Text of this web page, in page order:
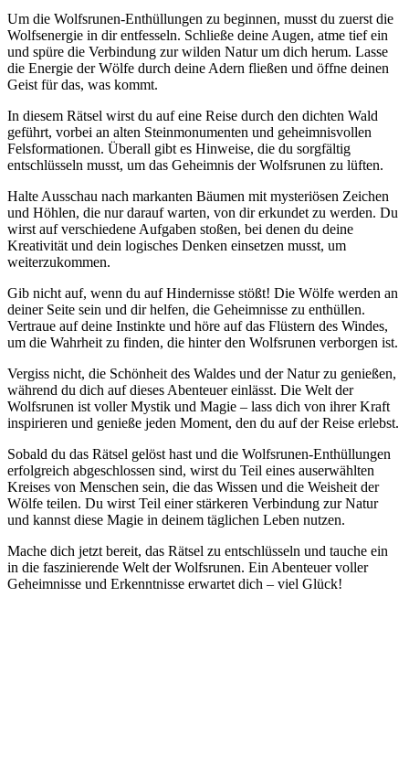
Um die ‍Wolfsrunen-Enthüllungen ⁤zu beginnen, musst du zuerst die
Wolfsenergie in‌ dir entfesseln. Schließe deine Augen, atme tief ein
und spüre ⁤die Verbindung zur ⁤wilden ‍Natur um⁣ dich herum. Lasse
die Energie ⁢der Wölfe ⁤durch deine ⁤Adern fließen und‍ öffne deinen
Geist⁢ für das, was kommt.
In ⁤diesem Rätsel wirst du auf eine Reise durch ‍den dichten Wald⁣
geführt, vorbei ⁤an alten Steinmonumenten und‌ geheimnisvollen
Felsformationen. Überall gibt es Hinweise, die du ⁣sorgfältig
entschlüsseln⁤ musst, um das Geheimnis der Wolfsrunen ⁣zu lüften.
Halte⁤ Ausschau nach markanten Bäumen mit‌ mysteriösen ⁢Zeichen
und Höhlen, die nur darauf warten,‍ von dir ⁣erkundet zu werden. Du
wirst auf verschiedene Aufgaben stoßen, bei denen du deine
Kreativität und dein ⁣logisches Denken einsetzen musst, um⁣
weiterzukommen.
Gib nicht auf, wenn du auf​ Hindernisse stößt! ‌Die ​Wölfe werden an
deiner Seite sein und dir helfen, ⁤die Geheimnisse zu enthüllen.
Vertraue​ auf deine Instinkte ⁣und höre ‌auf das Flüstern des Windes,
um die Wahrheit zu finden, ​die hinter den Wolfsrunen verborgen ist.
Vergiss nicht, die ⁣Schönheit des Waldes⁤ und‌ der Natur zu genießen,
während ⁣du dich auf dieses Abenteuer einlässt.⁢ Die‌ Welt der
Wolfsrunen ⁢ist voller ​Mystik und Magie – lass dich ‍von ihrer Kraft‌
inspirieren und genieße jeden Moment, ⁢den du auf der Reise erlebst.
Sobald du das Rätsel gelöst hast und die Wolfsrunen-Enthüllungen
erfolgreich abgeschlossen‌ sind,‍ wirst du Teil ​eines auserwählten
‌Kreises von Menschen sein, die‌ das Wissen und​ die Weisheit der
Wölfe teilen. Du​ wirst Teil einer stärkeren Verbindung zur Natur
und kannst diese Magie ‌in deinem täglichen Leben nutzen.
Mache⁤ dich jetzt ⁤bereit, das Rätsel zu‌ entschlüsseln und tauche ein
in die faszinierende Welt der Wolfsrunen. Ein Abenteuer⁢ voller
Geheimnisse und‌ Erkenntnisse ⁢erwartet ‍dich – viel Glück!